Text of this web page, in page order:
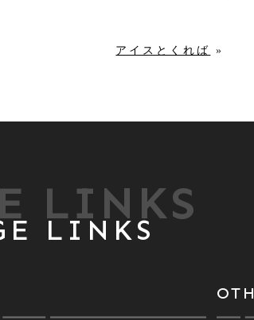
アイスとくれば »
LINKS
LINKS